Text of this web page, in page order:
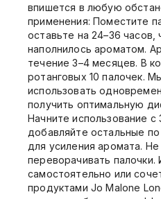
впишется в любую
применения: Поместите
оставьте на 24–36
наполнилось ароматом.
течение 3–4 месяцев. В
ротанговых 10 палочек.
использовать
получить оптимальную
Начните использование с
добавляйте остальные
для усиления аромата.
переворачивать
самостоятельно или
продуктами Jo Malone